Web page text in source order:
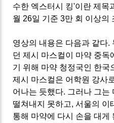
수한 엑스터시 킹'이란 제목
월 26일 기준 3만 회 이상의
영상의 내용은 다음과 같다.
던 제시 마스컬이 마약 중
기 위해 마약 청정국인 한국
제시 마스컬은 어학원 강사
어나는 듯했다. 그러나 그는
떨쳐내지 못하고,서울의 이
통해 마약에 다시 손을 대게